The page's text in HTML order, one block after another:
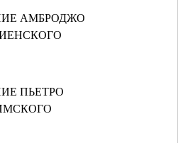
АМБРОДЖО
ПЬЕТРО